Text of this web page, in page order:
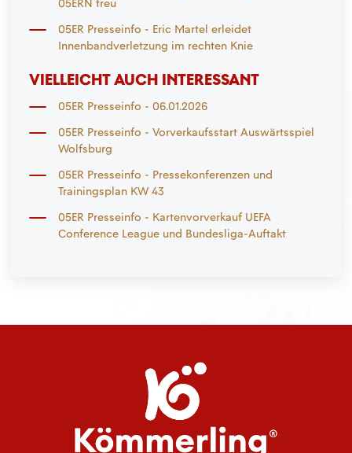
05ER Presseinfo - Eric Martel erleidet
Innenbandverletzung im rechten Knie
VIELLEICHT AUCH INTERESSANT
05ER Presseinfo - 06.01.2026
05ER Presseinfo - Vorverkaufsstart Auswärtsspiel
Wolfsburg
05ER Presseinfo - Pressekonferenzen und
Trainingsplan KW 43
05ER Presseinfo - Kartenvorverkauf UEFA
Conference League und Bundesliga-Auftakt